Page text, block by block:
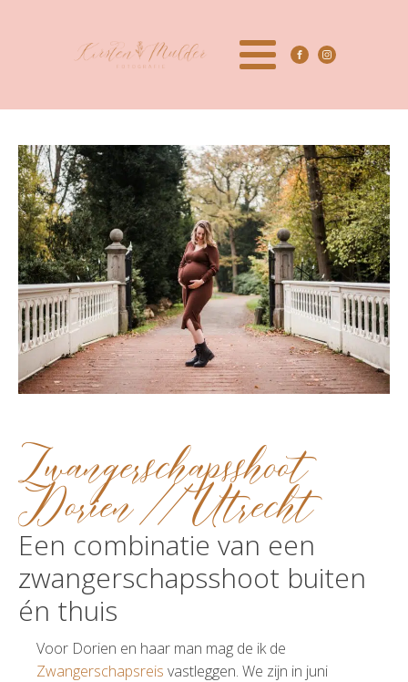
Zwangerschapsshoot
Dorien // Utrecht
Een combinatie van een
zwangerschapsshoot buiten
én thuis
Voor Dorien en haar man mag de ik de
Zwangerschapsreis vastleggen. We zijn in juni